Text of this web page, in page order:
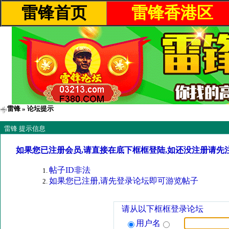
雷锋首页 雷锋香港区
雷锋 » 论坛提示
雷锋 提示信息
如果您已注册会员,请直接在底下框框登陆,如还没注册请先
帖子ID非法
如果您已注册,请先登录论坛即可游览帖子
请从以下框框登录论坛
用户名